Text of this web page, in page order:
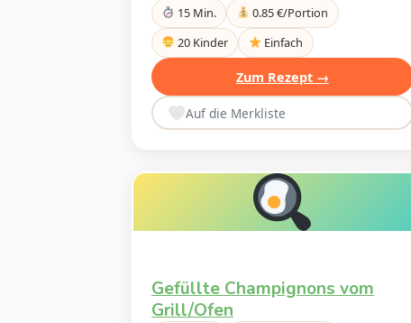
15 Min.
0.85 €/Portion
20 Kinder
Einfach
Zum Rezept →
Auf die Merkliste
Gefüllte Champignons vom
Grill/Ofen